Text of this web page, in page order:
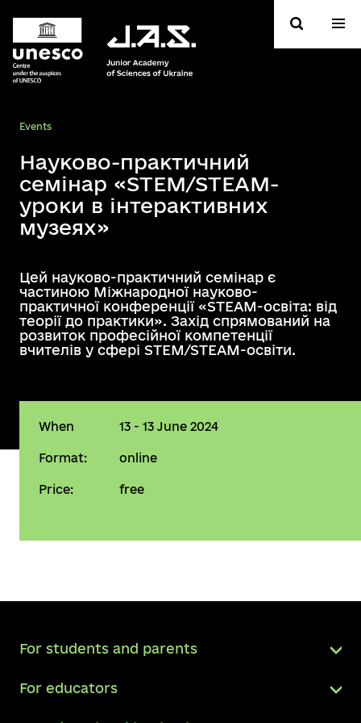
Events
Науково-практичний
семінар «STEM/STEAM-
уроки в інтерактивних
музеях»
Цей науково-практичний семінар є
частиною Міжнародної науково-
практичної конференції «STEAM-освіта: від
теорії до практики». Захід спрямований на
розвиток професійної компетенції
вчителів у сфері STEM/STEAM-освіти.
When 13 - 13 June 2024
Format: online
Price: free
For students and parents
For educators